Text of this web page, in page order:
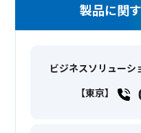
製品に関
ビジネスソリューシ
【東京】